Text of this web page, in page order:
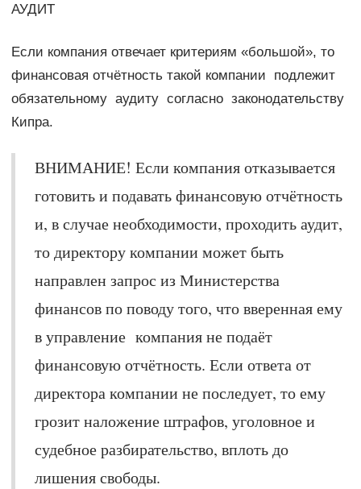
АУДИТ
Если компания отвечает критериям «большой», то
финансовая отчётность такой компании подлежит
обязательному аудиту согласно законодательству
Кипра.
ВНИМАНИЕ! Если компания отказывается
готовить и подавать финансовую отчётность
и, в случае необходимости, проходить аудит,
то директору компании может быть
направлен запрос из Министерства
финансов по поводу того, что вверенная ему
в управление компания не подаёт
финансовую отчётность. Если ответа от
директора компании не последует, то ему
грозит наложение штрафов, уголовное и
судебное разбирательство, вплоть до
лишения свободы.